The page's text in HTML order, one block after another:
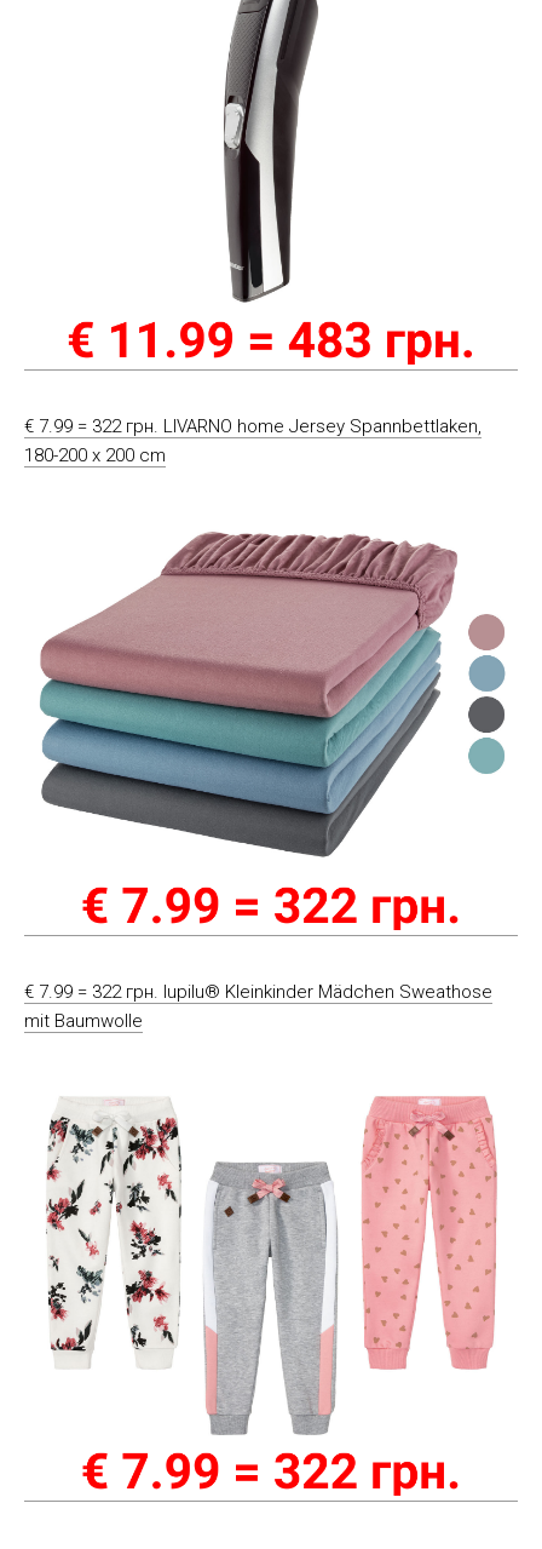
€ 7.99 = 322 грн. LIVARNO home Jersey Spannbettlaken,
180-200 x 200 cm
€ 7.99 = 322 грн. lupilu® Kleinkinder Mädchen Sweathose
mit Baumwolle